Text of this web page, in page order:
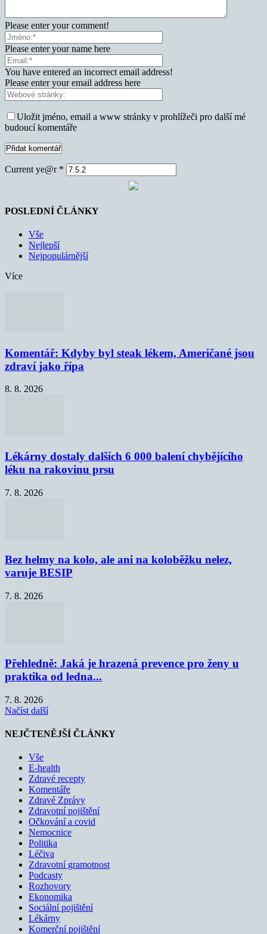
Please enter your comment!
Please enter your name here
You have entered an incorrect email address!
Please enter your email address here
Uložit jméno, email a www stránky v prohlížeči pro další mé
budoucí komentáře
Current ye@r *
POSLEDNÍ ČLÁNKY
Vše
Nejlepší
Nejpopulárnější
Více
Komentář: Kdyby byl steak lékem, Američané jsou
zdraví jako řípa
8. 8. 2026
Lékárny dostaly dalších 6 000 balení chybějícího
léku na rakovinu prsu
7. 8. 2026
Bez helmy na kolo, ale ani na koloběžku nelez,
varuje BESIP
7. 8. 2026
Přehledně: Jaká je hrazená prevence pro ženy u
praktika od ledna...
7. 8. 2026
Načíst další
NEJČTENĚJŠÍ ČLÁNKY
Vše
E-health
Zdravé recepty
Komentáře
Zdravé Zprávy
Zdravotní pojištění
Očkování a covid
Nemocnice
Politika
Léčiva
Zdravotní gramotnost
Podcasty
Rozhovory
Ekonomika
Sociální pojištění
Lékárny
Komerční pojištění